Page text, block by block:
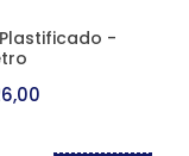
Plastificado -